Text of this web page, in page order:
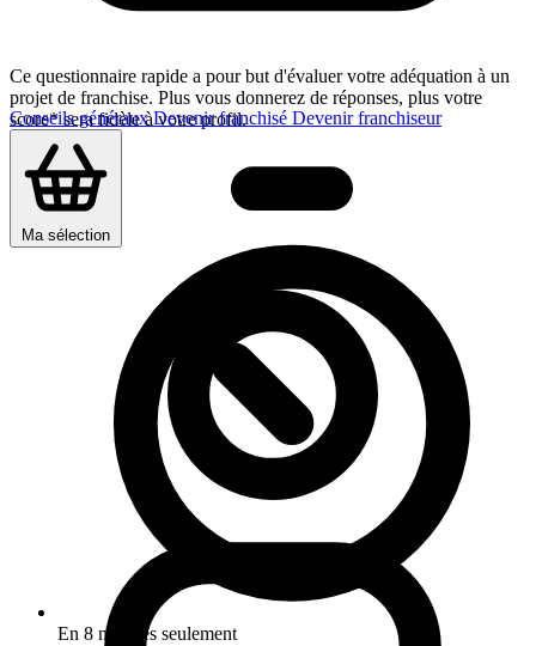
Conseils générauxDevenir franchisé Devenir franchiseur
Ma sélection
Ce questionnaire rapide a pour but d'évaluer votre adéquation à un
projet de franchise. Plus vous donnerez de réponses, plus votre
score* sera fidèle à votre profil.
En 8 minutes seulement